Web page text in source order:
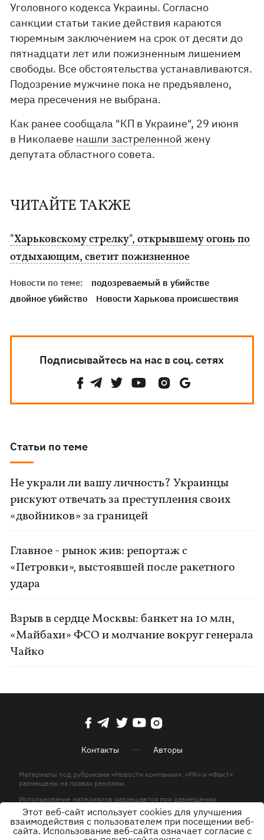
Уголовного кодекса Украины. Согласно
санкции статьи такие действия караются
тюремным заключением на срок от десяти до
пятнадцати лет или пожизненным лишением
свободы. Все обстоятельства устанавливаются.
Подозрение мужчине пока не предъявлено,
мера пресечения не выбрана.
Как ранее сообщала "КП в Украине", 29 июня
в Николаеве нашли застреленной жену
депутата областного совета.
ЧИТАЙТЕ ТАКЖЕ
"Харьковскому стрелку", открывшему огонь по
отдыхающим, светит пожизненное
Новости по теме:
подозреваемый в убийстве
двойное убийство
Новости Харькова происшествия
Подписывайтесь на нас в соц. сетях
Статьи по теме
Не украли ли вашу личность? Украинцы
рискуют отвечать за преступления своих
«двойников» за границей
Главное - рынок жив: репортаж с
«Петровки», выстоявшей после ракетного
удара
Взрыв в сердце Москвы: банкет на 10 млн,
«Майбахи» ФСО и молчание вокруг генерала
Чайко
Контакты Авторы
Материалы под рубриками «Новости компании», «PR» и «Факт»
размещены на правах рекламы
Использование материалов разрешается при размещении
активной гиперссылки на KP.UA в первом абзаце.
© ООО «ЮЛАВ МЕДИА»,2026. Все права защищены.
Этот веб-сайт использует cookies для улучшения
взаимодействия с пользователем при посещении веб-
сайта. Использование веб-сайта означает согласие с